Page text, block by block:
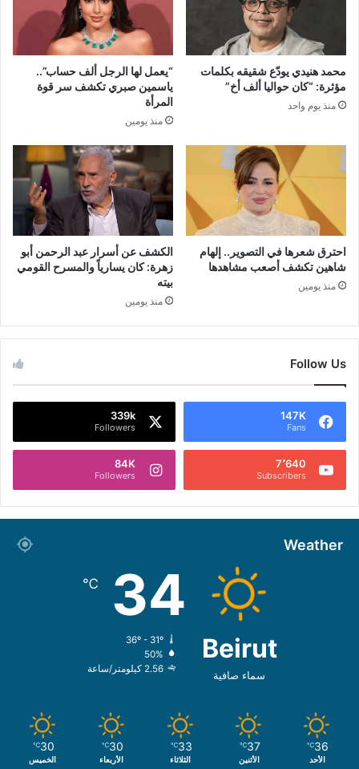
محمد هنيدي يودّع شقيقه بكلمات
مؤثرة: “كان حواليا ألف أخ”
منذ يوم واحد
“يعمل لها الرجل ألف حساب”..
ياسمين صبري تكشف سر قوة
المرأة
منذ يومين
احترق شعرها في التصوير.. إلهام
شاهين تكشف أصعب مشاهدها
منذ يومين
الكشف عن أسرار عبد الرحمن أبو
زهرة: كان يسارياً والمسرح القومي
بيته
منذ يومين
Follow Us
147K
Fans
339k
Followers
7٬640
Subscribers
84K
Followers
Weather
Beirut
سماء صافية
34
℃
36º - 31º
50%
2.56 كيلومتر/ساعة
36
℃
الأحد
37
℃
الأثنين
33
℃
الثلاثاء
30
℃
الأربعاء
30
℃
الخميس